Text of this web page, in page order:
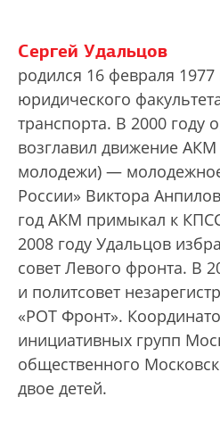
Сергей Удальцов
родился 16 февраля
юридического
транспорта. В 2000 году
возглавил движение АКМ
молодежи) —
России» Виктора
год АКМ примыкал к
2008 году Удальцов
совет Левого фронта. В
и политсовет
«РОТ Фронт».
инициативных групп
общественного
двое детей.